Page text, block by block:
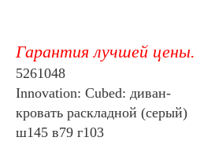
Гарантия лучшей цены.
5261048
Innovation: Cubed: диван-
кровать раскладной (серый)
ш145 в79 г103